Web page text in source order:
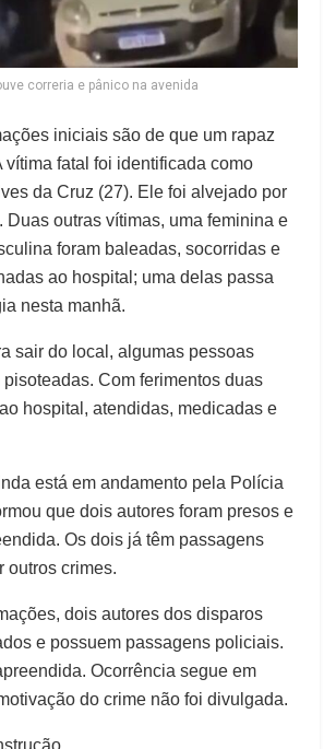
correria e pânico na avenida
iniciais são de que um rapaz
vítima fatal foi identificada como
da Cruz (27). Ele foi alvejado por
Duas outras vítimas, uma feminina e
foram baleadas, socorridas e
ao hospital; uma delas passa
nesta manhã.
sair do local, algumas pessoas
Com ferimentos duas
hospital, atendidas, medicadas e
está em andamento pela Polícia
que dois autores foram presos e
Os dois já têm passagens
outros crimes.
dois autores dos disparos
e possuem passagens policiais.
Ocorrência segue em
do crime não foi divulgada.